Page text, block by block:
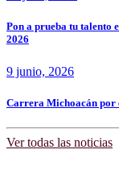
Pon a prueba tu talento
2026
9 junio, 2026
Carrera Michoacán por
Ver todas las noticias